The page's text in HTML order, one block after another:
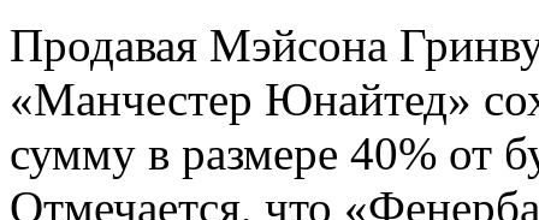
Продавая Мэйсона
«Манчестер Юнайтед»
сумму в размере 40% от
Отмечается, что